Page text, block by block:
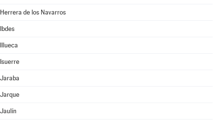
Herrera de los Navarros
Ibdes
Illueca
Isuerre
Jaraba
Jarque
Jaulín